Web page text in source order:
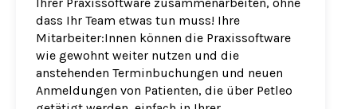
Ihrer Praxissoftware zusammenarbeiten, ohne
dass Ihr Team etwas tun muss! Ihre
Mitarbeiter:Innen können die Praxissoftware
wie gewohnt weiter nutzen und die
anstehenden Terminbuchungen und neuen
Anmeldungen von Patienten, die über Petleo